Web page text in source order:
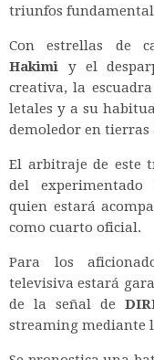
triunfos
Con estrellas de
Hakimi y el
creativa, la
letales y a su
demoledor en tierras
El arbitraje de este
del
quien estará
como cuarto oficial.
Para los
televisiva estará
de la señal de
streaming mediante